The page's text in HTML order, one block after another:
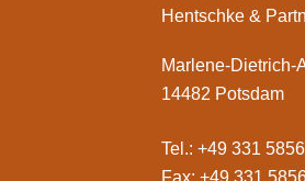
Hentschke &
Marlene-Dietrich-
14482 Potsdam
Tel.: +49 331
Fax: +49 331